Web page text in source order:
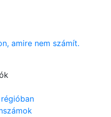
amire nem számít.